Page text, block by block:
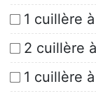
1 cuillère
2 cuillère
1 cuillère